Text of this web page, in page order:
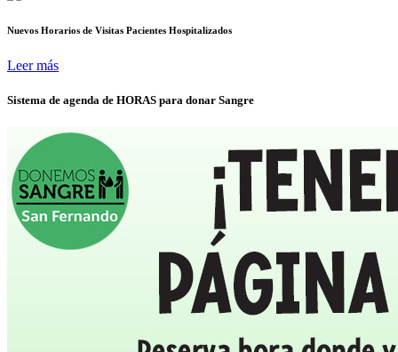
Nuevos Horarios de Visitas Pacientes Hospitalizados
Leer más
Sistema de agenda de HORAS para donar Sangre